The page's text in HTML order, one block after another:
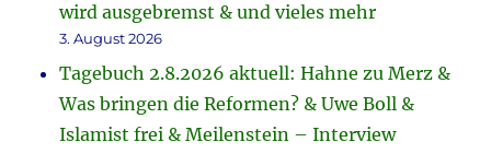
wird ausgebremst & und vieles mehr
3. August 2026
Tagebuch 2.8.2026 aktuell: Hahne zu Merz &
Was bringen die Reformen? & Uwe Boll &
Islamist frei & Meilenstein – Interview